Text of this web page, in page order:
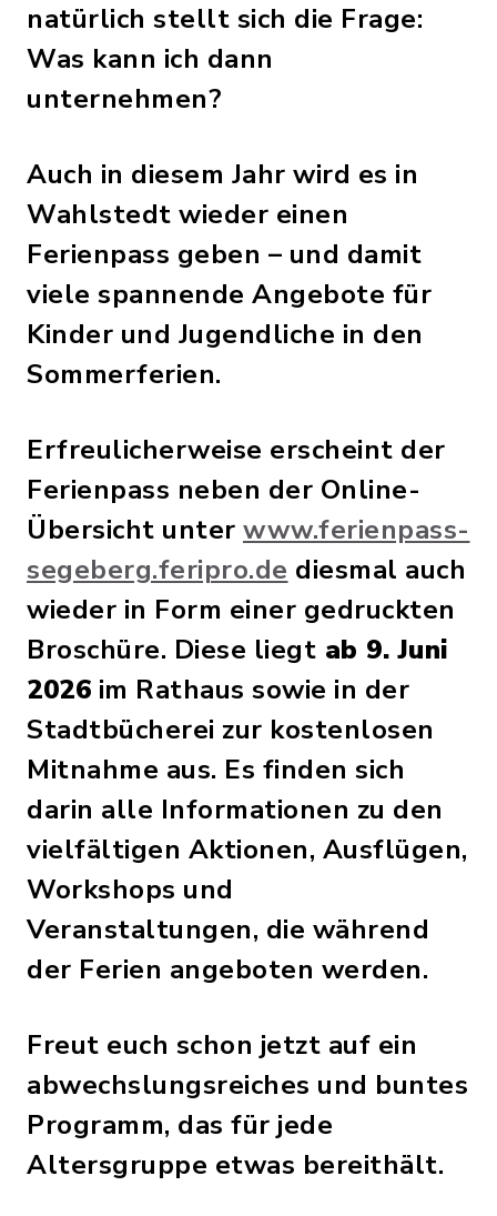
natürlich stellt sich die Frage:
Was kann ich dann
unternehmen?
Auch in diesem Jahr wird es in
Wahlstedt wieder einen
Ferienpass geben – und damit
viele spannende Angebote für
Kinder und Jugendliche in den
Sommerferien.
Erfreulicherweise erscheint der
Ferienpass neben der Online-
Übersicht unter www.ferienpass-
segeberg.feripro.de diesmal auch
wieder in Form einer gedruckten
Broschüre. Diese liegt ab 9. Juni
2026 im Rathaus sowie in der
Stadtbücherei zur kostenlosen
Mitnahme aus. Es finden sich
darin alle Informationen zu den
vielfältigen Aktionen, Ausflügen,
Workshops und
Veranstaltungen, die während
der Ferien angeboten werden.
Freut euch schon jetzt auf ein
abwechslungsreiches und buntes
Programm, das für jede
Altersgruppe etwas bereithält.